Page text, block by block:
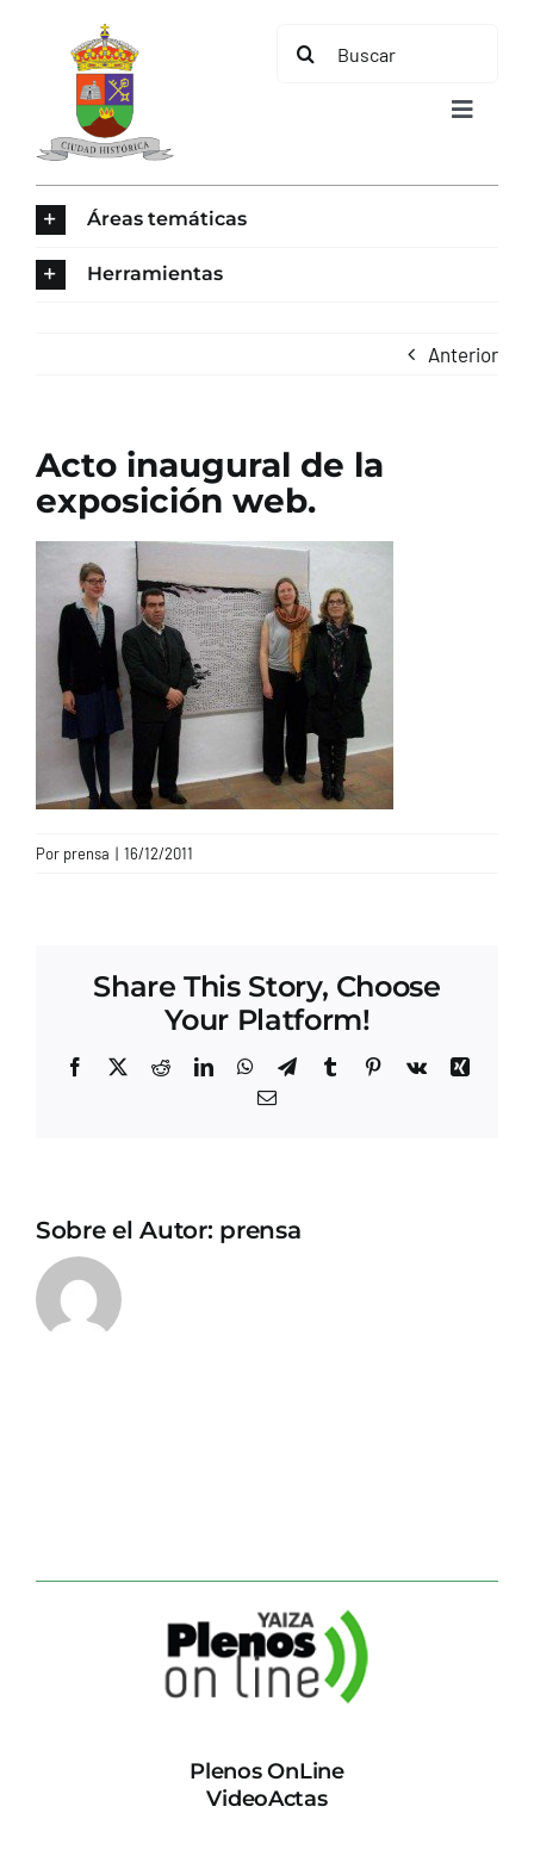
contenido
Buscar:
Toggle
TURISMO
CONTACTO
Áreas temáticas
Herramientas
Anterior
Acto inaugural de la
exposición web.
Por prensa | 16/12/2011
Share This Story, Choose
Your Platform!
Facebook
X RedditLinkedInWhatsApp
TelegramTumblrPinterest
Vk
Xing
Correo
Sobre el Autor: prensa
Plenos OnLine
VideoActas